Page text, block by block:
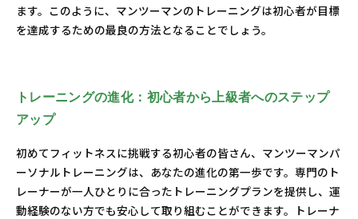
ます。このように、マンツーマンのトレーニングは初心者が目標
を達成するための最良の方法となることでしょう。
トレーニングの進化：初心者から上級者へのステップ
アップ
初めてフィットネスに挑戦する初心者の皆さん、マンツーマンパ
ーソナルトレーニングは、あなたの進化の第一歩です。専門のト
レーナーが一人ひとりに合ったトレーニングプランを提供し、運
動経験のない方でも安心して取り組むことができます。トレーナ